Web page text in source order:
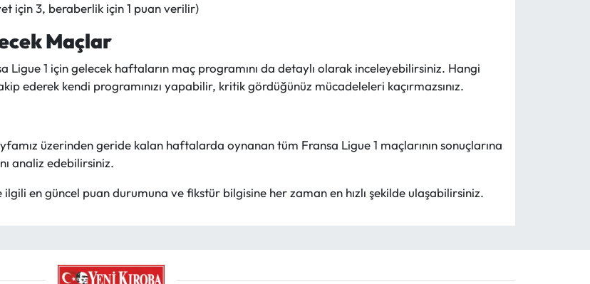
için 3, beraberlik için 1 puan verilir)
Maçlar
Ligue 1 için gelecek haftaların maç programını da detaylı olarak inceleyebilirsiniz. Hangi
ederek kendi programınızı yapabilir, kritik gördüğünüz mücadeleleri kaçırmazsınız.
üzerinden geride kalan haftalarda oynanan tüm Fransa Ligue 1 maçlarının sonuçlarına
analiz edebilirsiniz.
en güncel puan durumuna ve fikstür bilgisine her zaman en hızlı şekilde ulaşabilirsiniz.